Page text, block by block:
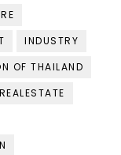
INDUSTRY
OF THAILAND
REALESTATE